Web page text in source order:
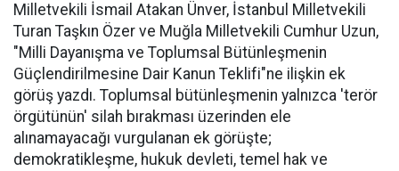
Milletvekili İsmail Atakan Ünver, İstanbul Milletvekili
Turan Taşkın Özer ve Muğla Milletvekili Cumhur Uzun,
"Milli Dayanışma ve Toplumsal Bütünleşmenin
Güçlendirilmesine Dair Kanun Teklifi"ne ilişkin ek
görüş yazdı. Toplumsal bütünleşmenin yalnızca 'terör
örgütünün' silah bırakması üzerinden ele
alınamayacağı vurgulanan ek görüşte;
demokratikleşme, hukuk devleti, temel hak ve